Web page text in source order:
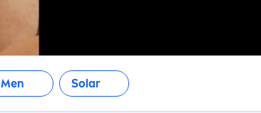
Men Solar